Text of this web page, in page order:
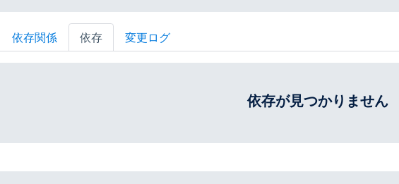
依存関係 依存 変更ログ
依存が見つかりません